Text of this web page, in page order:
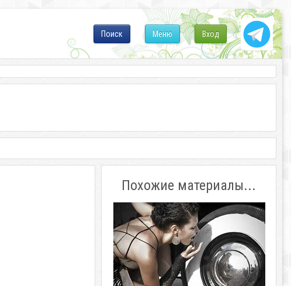
Вход
Меню
Поиск
Похожие материалы...